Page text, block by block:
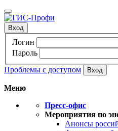
Вход
Логин
Пароль
Проблемы с доступом
Меню
Пресс-офис
Мероприятия по
Анонсы